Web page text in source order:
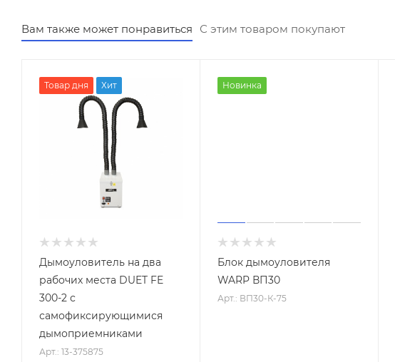
Вам также может понравиться С этим товаром покупают
Товар дня Хит
Дымоуловитель на два
рабочих места DUET FE
300-2 с
самофиксирующимися
дымоприемниками
Арт.: 13-375875
Новинка
Блок дымоуловителя
WARP ВП30
Арт.: ВП30-К-75